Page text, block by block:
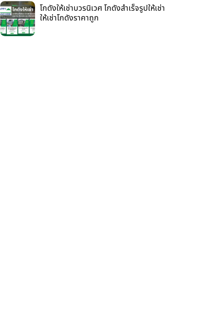
โกดังให้เช่าบวรนิเวศ โกดังสำเร็จรูปให้เช่า
ให้เช่าโกดังราคาถูก